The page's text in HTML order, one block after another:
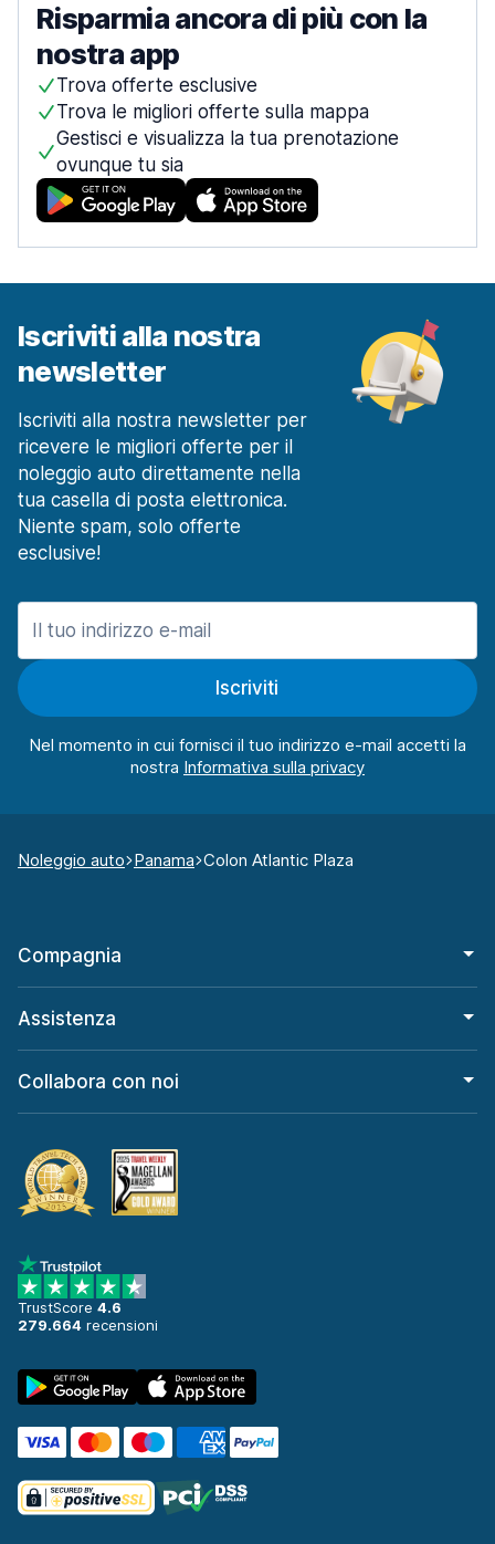
Risparmia ancora di più con la
nostra app
Trova offerte esclusive
Trova le migliori offerte sulla mappa
Gestisci e visualizza la tua prenotazione
ovunque tu sia
Iscriviti alla nostra
newsletter
Iscriviti alla nostra newsletter per
ricevere le migliori offerte per il
noleggio auto direttamente nella
tua casella di posta elettronica.
Niente spam, solo offerte
esclusive!
Iscriviti
Nel momento in cui fornisci il tuo indirizzo e-mail accetti la
nostra
Noleggio auto Panama Colon Atlantic Plaza
Compagnia
Assistenza
Collabora con noi
TrustScore 4.6
279.664 recensioni